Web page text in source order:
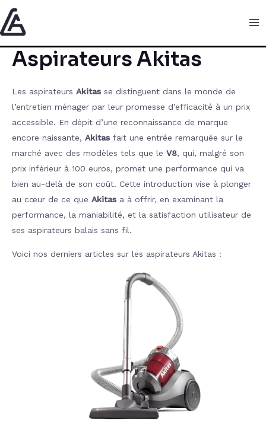
Aller
au
contenu
Aspirateurs Akitas
Les aspirateurs Akitas se distinguent dans le monde de
l’entretien ménager par leur promesse d’efficacité à un prix
accessible. En dépit d’une reconnaissance de marque
encore naissante, Akitas fait une entrée remarquée sur le
marché avec des modèles tels que le V8, qui, malgré son
prix inférieur à 100 euros, promet une performance qui va
bien au-delà de son coût. Cette introduction vise à plonger
au cœur de ce que Akitas a à offrir, en examinant la
performance, la maniabilité, et la satisfaction utilisateur de
ses aspirateurs balais sans fil.
Voici nos derniers articles sur les aspirateurs Akitas :
L’Akitas